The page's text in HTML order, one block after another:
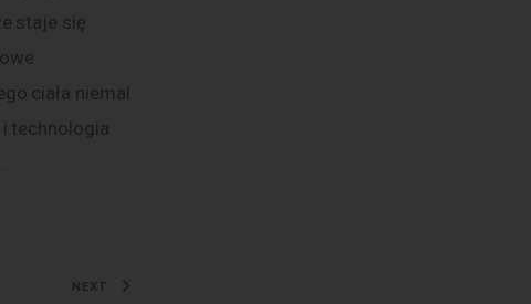
staje się
ciała niemal
technologia
NEXT